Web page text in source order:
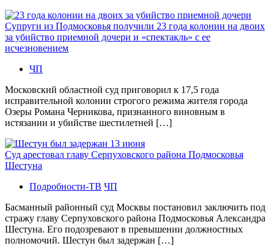
Супруги из Подмосковья получили 23 года колонии на двоих
за убийство приемной дочери и «спектакль» с ее
исчезновением
ЧП
Московский областной суд приговорил к 17,5 года
исправительной колонии строгого режима жителя города
Озеры Романа Черникова, признанного виновным в
истязании и убийстве шестилетней […]
Суд арестовал главу Серпуховского района Подмосковья
Шестуна
Подробности-ТВ ЧП
Басманный районный суд Москвы постановил заключить под
стражу главу Серпуховского района Подмосковья Александра
Шестуна. Его подозревают в превышении должностных
полномочий. Шестун был задержан […]